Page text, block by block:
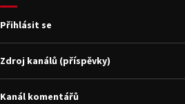
Přihlásit se
Zdroj kanálů (příspěvky)
Kanál komentářů